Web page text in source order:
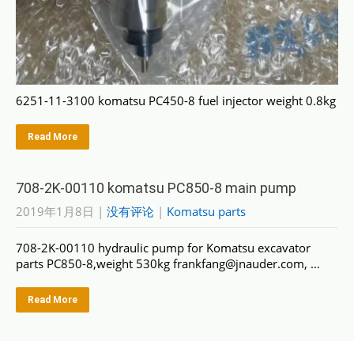
6251-11-3100 komatsu PC450-8 fuel injector weight 0.8kg
Read More
708-2K-00110 komatsu PC850-8 main pump
2019年1月8日 | 没有评论 | Komatsu parts
708-2K-00110 hydraulic pump for Komatsu excavator
parts PC850-8,weight 530kg frankfang@jnauder.com, …
Read More